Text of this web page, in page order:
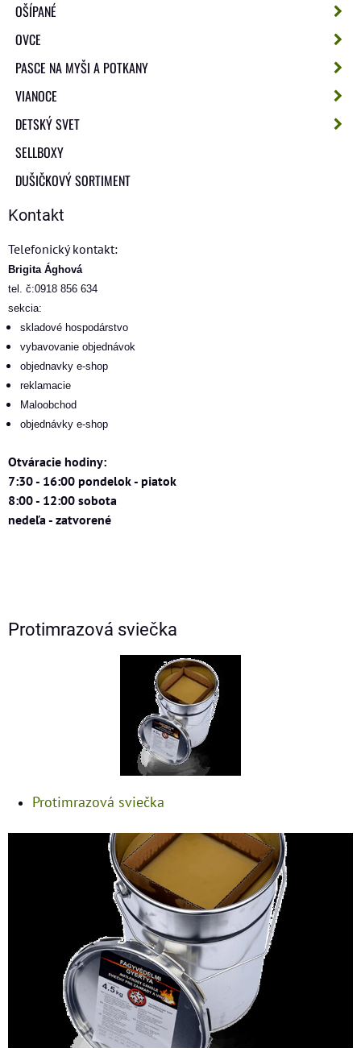
OŠÍPANÉ
OVCE
PASCE NA MYŠI A POTKANY
VIANOCE
DETSKÝ SVET
SELLBOXY
DUŠIČKOVÝ SORTIMENT
Kontakt
Telefonický kontakt:
Brigita Ághová
tel. č:0918 856 634
sekcia:
skladové hospodárstvo
vybavovanie objednávok
objednavky e-shop
reklamacie
Maloobchod
objednávky e-shop
Otváracie hodiny:
7:30 - 16:00 pondelok - piatok
8:00 - 12:00 sobota
nedeľa - zatvorené
Protimrazová sviečka
Protimrazová sviečka